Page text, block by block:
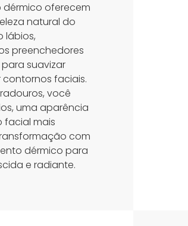
dérmico oferecem
natural do
lábios,
preenchedores
suavizar
faciais.
você
uma aparência
facial mais
com
dérmico para
e radiante.